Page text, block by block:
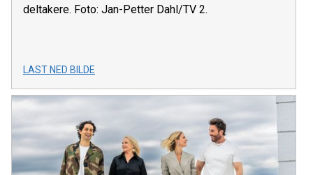
deltakere. Foto: Jan-Petter Dahl/TV 2.
LAST NED BILDE